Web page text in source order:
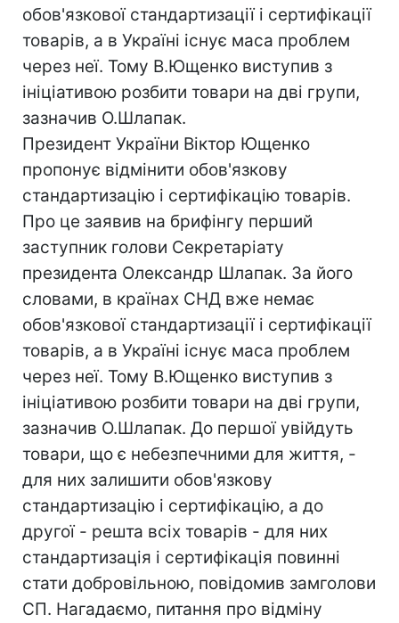
обов'язкової стандартизації і сертифікації
товарів, а в Україні існує маса проблем
через неї. Тому В.Ющенко виступив з
ініціативою розбити товари на дві групи,
зазначив О.Шлапак.
Президент України Віктор Ющенко
пропонує відмінити обов'язкову
стандартизацію і сертифікацію товарів.
Про це заявив на брифінгу перший
заступник голови Секретаріату
президента Олександр Шлапак. За його
словами, в країнах СНД вже немає
обов'язкової стандартизації і сертифікації
товарів, а в Україні існує маса проблем
через неї. Тому В.Ющенко виступив з
ініціативою розбити товари на дві групи,
зазначив О.Шлапак. До першої увійдуть
товари, що є небезпечними для життя, -
для них залишити обов'язкову
стандартизацію і сертифікацію, а до
другої - решта всіх товарів - для них
стандартизація і сертифікація повинні
стати добровільною, повідомив замголови
СП. Нагадаємо, питання про відміну